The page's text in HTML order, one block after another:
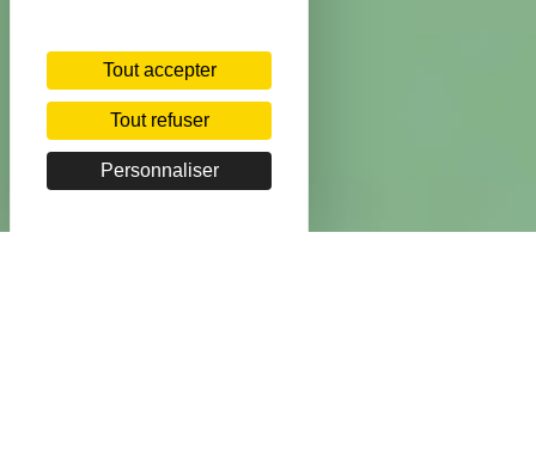
Tout accepter
Tout refuser
Personnaliser